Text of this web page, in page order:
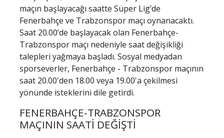
maçın başlayacağı saatte Süper Lig’de
Fenerbahçe ve Trabzonspor maçı oynanacaktı.
Saat 20.00’de başlayacak olan Fenerbahçe-
Trabzonspor maçı nedeniyle saat değişikliği
talepleri yağmaya başladı. Sosyal medyadan
sporseverler, Fenerbahçe - Trabzonspor maçının
saat 20.00'den 18.00 veya 19.00'a çekilmesi
yönünde isteklerini dile getirdi.
FENERBAHÇE-TRABZONSPOR
MAÇININ SAATİ DEĞİŞTİ